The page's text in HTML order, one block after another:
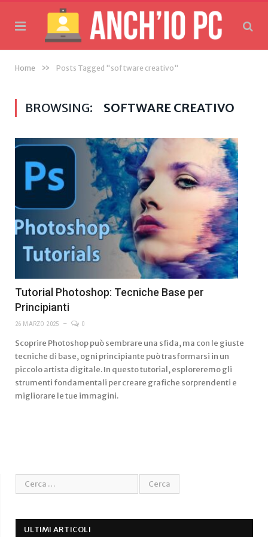
Home » Posts Tagged "software creativo"
BROWSING: SOFTWARE CREATIVO
Tutorial Photoshop: Tecniche Base per
Principianti
26 MARZO 2025 0
Scoprire Photoshop può sembrare una sfida, ma con le giuste
tecniche di base, ogni principiante può trasformarsi in un
piccolo artista digitale. In questo tutorial, esploreremo gli
strumenti fondamentali per creare grafiche sorprendenti e
migliorare le tue immagini.
ULTIMI ARTICOLI